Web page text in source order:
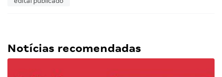
Notícias recomendadas